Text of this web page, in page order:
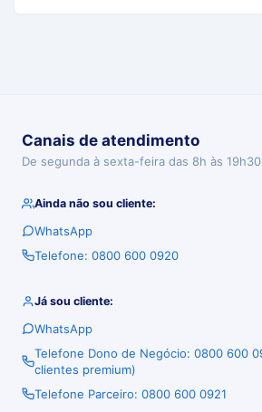
Canais de atendimento
De segunda à sexta-feira das 8h às 19h30
Ainda não sou cliente:
WhatsApp
Telefone: 0800 600 0920
Já sou cliente:
WhatsApp
Telefone Dono de Negócio: 0800 600
clientes premium)
Telefone Parceiro: 0800 600 0921